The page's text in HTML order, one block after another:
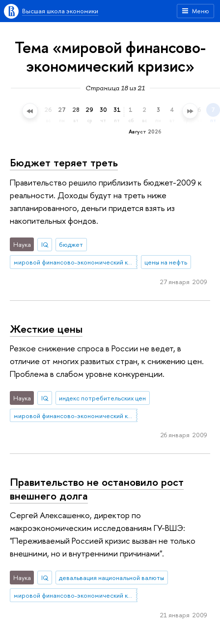
Меню
Высшая школа экономики
Тема «мировой финансово-
экономический кризис»
Страница 18 из 21
25 26 27 28
вт
29
ср
30
чт
31
пт
Август 2026
1
сб
2
вс
3 4 5 6 7
пт
Бюджет теряет треть
Правительство решило приблизить бюджет-2009 к
реальности. Доходы будут на треть ниже
запланированного, деньги придется взять из
накопительных фондов.
Наука IQ
бюджет
мировой финансово-экономический кризис
цены на нефть
27 января 2009
Жесткие цены
Резкое снижение спроса в России не ведет, в
отличие от многих развитых стран, к снижению цен.
Проблема в слабом уровне конкуренции.
Наука IQ
индекс потребительских цен
мировой финансово-экономический кризис
26 января 2009
Правительство не остановило рост
внешнего долга
Сергей Алексашенко, директор по
макроэкономическим исследованиям ГУ-ВШЭ:
"Переживаемый Россией кризис вызван не только
внешними, но и внутренними причинами".
Наука IQ
девальвация национальной валюты
мировой финансово-экономический кризис
21 января 2009